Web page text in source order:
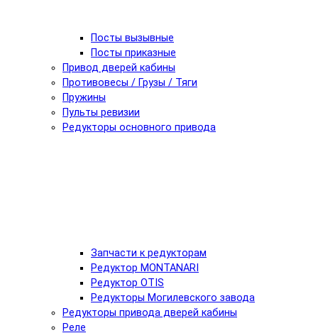
Посты вызывные
Посты приказные
Привод дверей кабины
Противовесы / Грузы / Тяги
Пружины
Пульты ревизии
Редукторы основного привода
Запчасти к редукторам
Редуктор MONTANARI
Редуктор OTIS
Редукторы Могилевского завода
Редукторы привода дверей кабины
Реле